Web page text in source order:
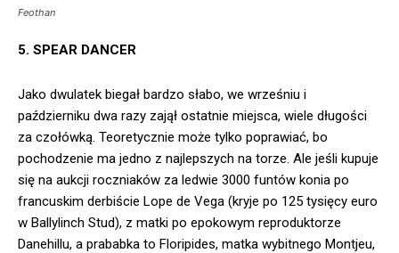
Feothan
5. SPEAR DANCER
Jako dwulatek biegał bardzo słabo, we wrześniu i
październiku dwa razy zajął ostatnie miejsca, wiele długości
za czołówką. Teoretycznie może tylko poprawiać, bo
pochodzenie ma jedno z najlepszych na torze. Ale jeśli kupuje
się na aukcji roczniaków za ledwie 3000 funtów konia po
francuskim derbiście Lope de Vega (kryje po 125 tysięcy euro
w Ballylinch Stud), z matki po epokowym reproduktorze
Danehillu, a prababka to Floripides, matka wybitnego Montjeu,